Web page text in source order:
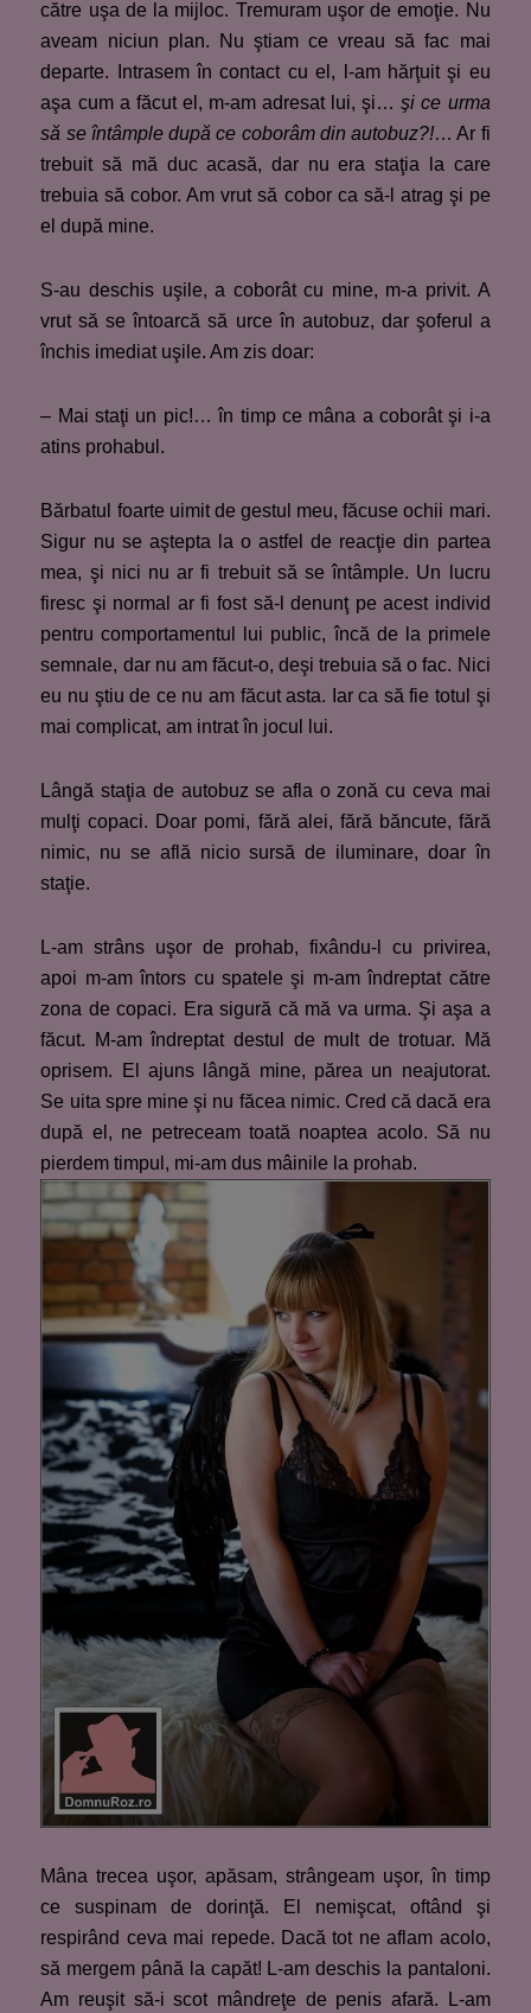
către uşa de la mijloc. Tremuram uşor de emoţie. Nu
aveam niciun plan. Nu ştiam ce vreau să fac mai
departe. Intrasem în contact cu el, l-am hărţuit şi eu
aşa cum a făcut el, m-am adresat lui, şi…şi ce urma
să se întâmple după ce coborâm din autobuz?!… Ar fi
trebuit să mă duc acasă, dar nu era staţia la care
trebuia să cobor. Am vrut să cobor ca să-l atrag şi pe
el după mine.
S-au deschis uşile, a coborât cu mine, m-a privit. A
vrut să se întoarcă să urce în autobuz, dar şoferul a
închis imediat uşile. Am zis doar:
– Mai staţi un pic!… în timp ce mâna a coborât şi i-a
atins prohabul.
Bărbatul foarte uimit de gestul meu, făcuse ochii mari.
Sigur nu se aştepta la o astfel de reacţie din partea
mea, şi nici nu ar fi trebuit să se întâmple. Un lucru
firesc şi normal ar fi fost să-l denunţ pe acest individ
pentru comportamentul lui public, încă de la primele
semnale, dar nu am făcut-o, deşi trebuia să o fac. Nici
eu nu ştiu de ce nu am făcut asta. Iar ca să fie totul şi
mai complicat, am intrat în jocul lui.
Lângă staţia de autobuz se afla o zonă cu ceva mai
mulţi copaci. Doar pomi, fără alei, fără băncute, fără
nimic, nu se află nicio sursă de iluminare, doar în
staţie.
L-am strâns uşor de prohab, fixându-l cu privirea,
apoi m-am întors cu spatele şi m-am îndreptat către
zona de copaci. Era sigură că mă va urma. Şi aşa a
făcut. M-am îndreptat destul de mult de trotuar. Mă
oprisem. El ajuns lângă mine, părea un neajutorat.
Se uita spre mine şi nu făcea nimic. Cred că dacă era
după el, ne petreceam toată noaptea acolo. Să nu
pierdem timpul, mi-am dus mâinile la prohab.
Mâna trecea uşor, apăsam, strângeam uşor, în timp
ce suspinam de dorinţă. El nemişcat, oftând şi
respirând ceva mai repede. Dacă tot ne aflam acolo,
să mergem până la capăt! L-am deschis la pantaloni.
Am reuşit să-i scot mândreţe de penis afară. L-am